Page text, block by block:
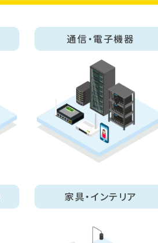
通信・電子機器
家具・インテリア